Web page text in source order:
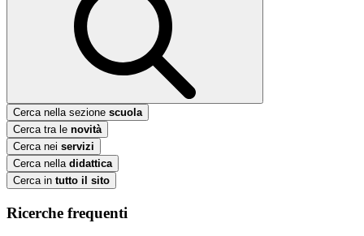
Cerca nella sezione scuola
Cerca tra le novità
Cerca nei servizi
Cerca nella didattica
Cerca in tutto il sito
Ricerche frequenti